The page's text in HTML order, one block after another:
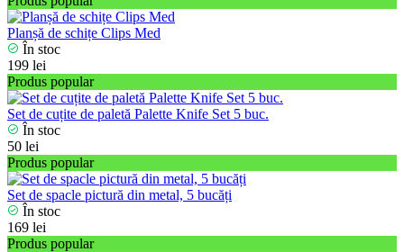
Planșă de schițe Clips Med
În stoc
199 lei
Produs popular
Set de сuțite de paletă Palette Knife Set 5 buc.
În stoc
50 lei
Produs popular
Set de spacle pictură din metal, 5 bucăți
În stoc
169 lei
Produs popular